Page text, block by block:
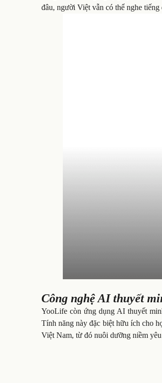
đâu, người Việt vẫn có thể nghe
Công nghệ AI thuyết
YooLife còn ứng dụng AI thuyết
Tính năng này đặc biệt hữu ích cho
Việt Nam, từ đó nuôi dưỡng niềm